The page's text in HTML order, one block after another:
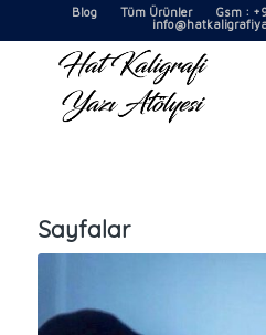
Blog Tüm ÜrünlerGsm :
Sayfalar